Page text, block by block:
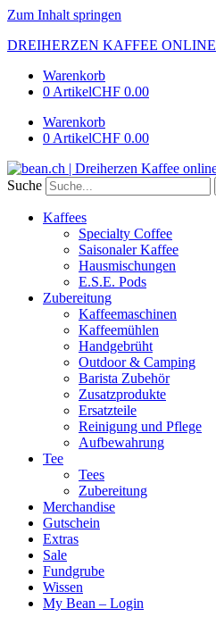
Zum Inhalt springen
DREIHERZEN KAFFEE ONLINE
Warenkorb
0 ArtikelCHF 0.00
Warenkorb
0 ArtikelCHF 0.00
Suche
Kaffees
Specialty Coffee
Saisonaler Kaffee
Hausmischungen
E.S.E. Pods
Zubereitung
Kaffeemaschinen
Kaffeemühlen
Handgebrüht
Outdoor & Camping
Barista Zubehör
Zusatzprodukte
Ersatzteile
Reinigung und Pflege
Aufbewahrung
Tee
Tees
Zubereitung
Merchandise
Gutschein
Extras
Sale
Fundgrube
Wissen
My Bean – Login